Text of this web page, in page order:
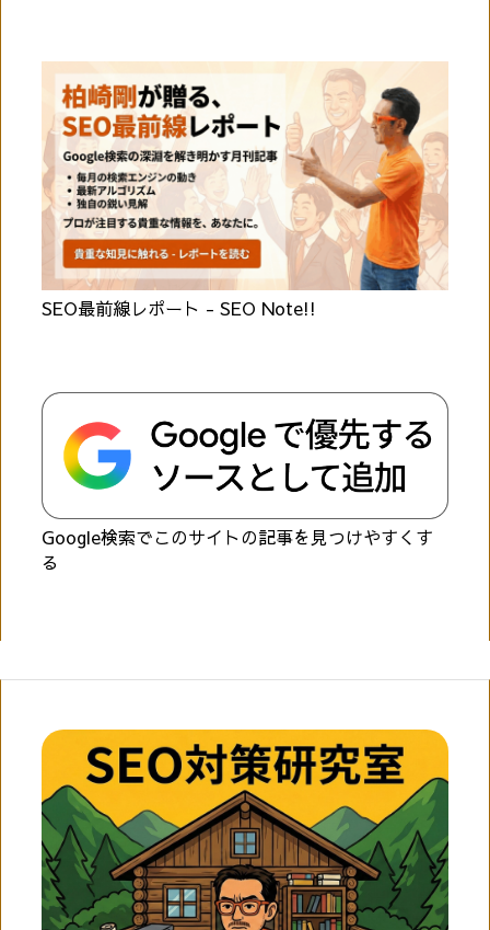
SEO最前線レポート - SEO Note!!
Google検索でこのサイトの記事を見つけやすくす
る